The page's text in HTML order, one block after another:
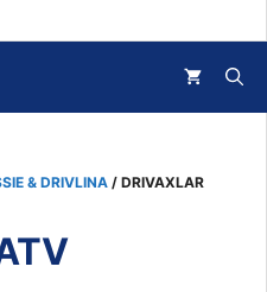
& DRIVLINA / DRIVAXLAR